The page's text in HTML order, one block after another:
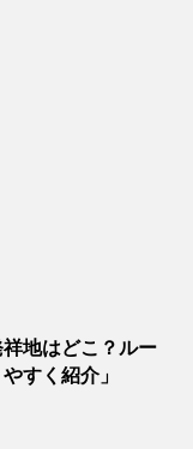
祥地はどこ？ルー
すく紹介」